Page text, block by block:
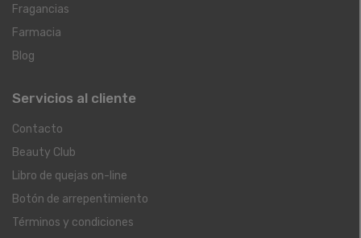
Fragancias
Farmacia
Blog
Servicios al cliente
Contacto
Beauty Club
Libro de quejas on-line
Botón de arrepentimiento
Términos y condiciones